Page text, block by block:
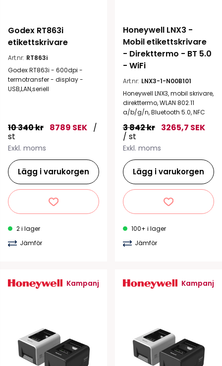
Godex RT863i
etikettskrivare
Art.nr: RT863i
Godex RT863i - 600dpi -
termotransfer - display -
USB,LAN,seriell
10 340 kr 8789 SEK /
st
Exkl. moms
Lägg i varukorgen
2 i lager
Jämför
Honeywell LNX3 -
Mobil etikettskrivare
- Direkttermo - BT 5.0
- WiFi
Art.nr: LNX3-1-N00B101
Honeywell LNX3, mobil skrivare,
direkttermo, WLAN 802.11
a/b/g/n, Bluetooth 5.0, NFC
3 842 kr 3265,7 SEK
/ st
Exkl. moms
Lägg i varukorgen
100+ i lager
Jämför
Kampanj Kampanj